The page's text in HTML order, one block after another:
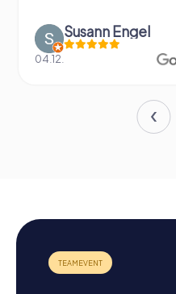
Susann Engel
04.12.